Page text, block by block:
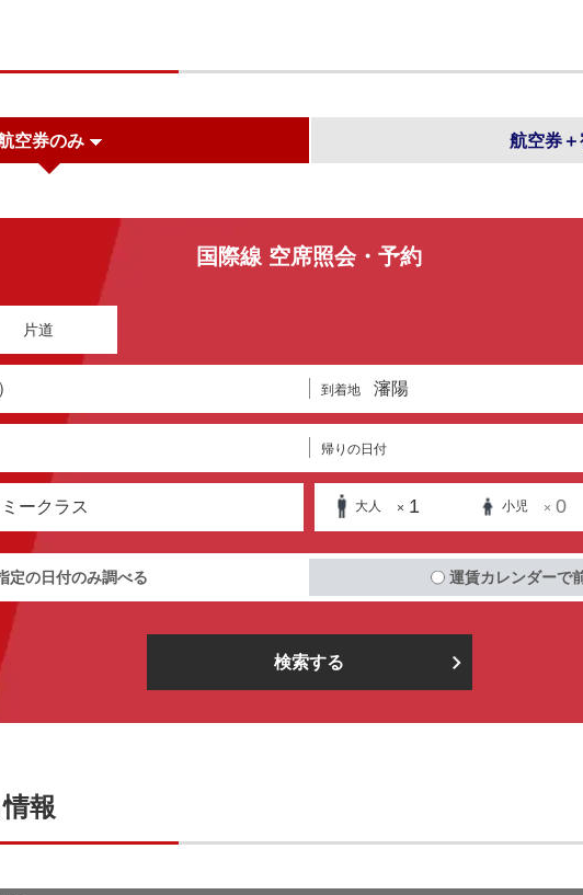
空券のみ 航空券＋
国際線 空席照会・予約
片道
到着地 瀋陽
帰りの日付
ークラス 大人 × 1 小児 × 0
定の日付のみ調べる 運賃カレンダーで
検索する
報